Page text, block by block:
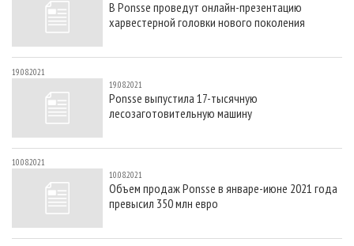
СУШКА ДРЕВЕСИНЫ
ПРОИЗВОДСТВО ДРЕВЕСНЫХ ПЛИТ
ДЕРЕВЯННОЕ ДОМОСТРОЕНИЕ
ПРОИЗВОДСТВО МЕБЕЛИ
БИОЭНЕРГЕТИКА
ЦБП
ИНСТРУМЕНТ И МАТЕРИАЛЫ
ПЕРСОНЫ
МОБИЛЬНЫЕ ВЫСТАВКИ
ПРИОРИТЕТНЫЕ ИНВЕСТПРОЕКТЫ
RUSSIAN FORESTRY REVIEW
ГАЗЕТА ЛЕСПРОМФОРУМ
БИБЛИОТЕКА СПЕЦИАЛИСТА
КОНТАКТЫ
РЕКЛАМА
В Ponsse проведут онлайн-презентацию
харвестерной головки нового поколения
19.08.2021
19.08.2021
Ponsse выпустила 17-тысячную
лесозаготовительную машину
10.08.2021
10.08.2021
Объем продаж Ponsse в январе-июне 2021 года
превысил 350 млн евро